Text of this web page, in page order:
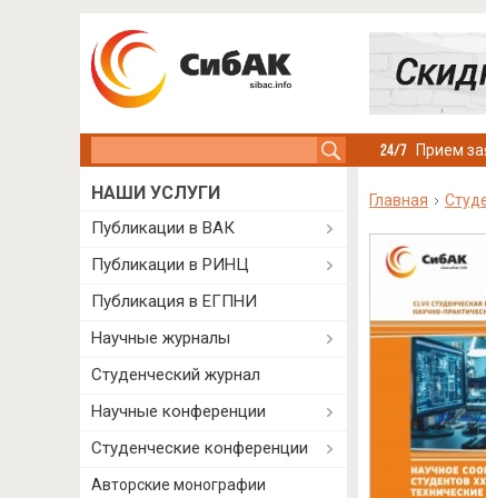
Прием
Главная
НАШИ УСЛУГИ
Публикации в ВАК
Публикации в РИНЦ
Публикация в ЕГПНИ
Научные журналы
Студенческий журнал
Научные конференции
Студенческие конференции
Авторские монографии